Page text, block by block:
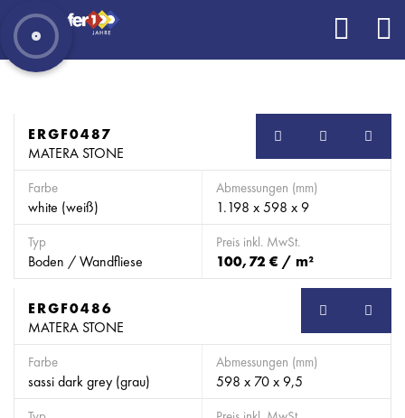
SB
ERGF0487
MATERA STONE
Farbe
white (weiß)
Abmessungen (mm)
1.198 x 598 x 9
Typ
Boden / Wandfliese
Preis inkl. MwSt.
100,72 € / m²
SB
ERGF0486
MATERA STONE
Farbe
sassi dark grey (grau)
Abmessungen (mm)
598 x 70 x 9,5